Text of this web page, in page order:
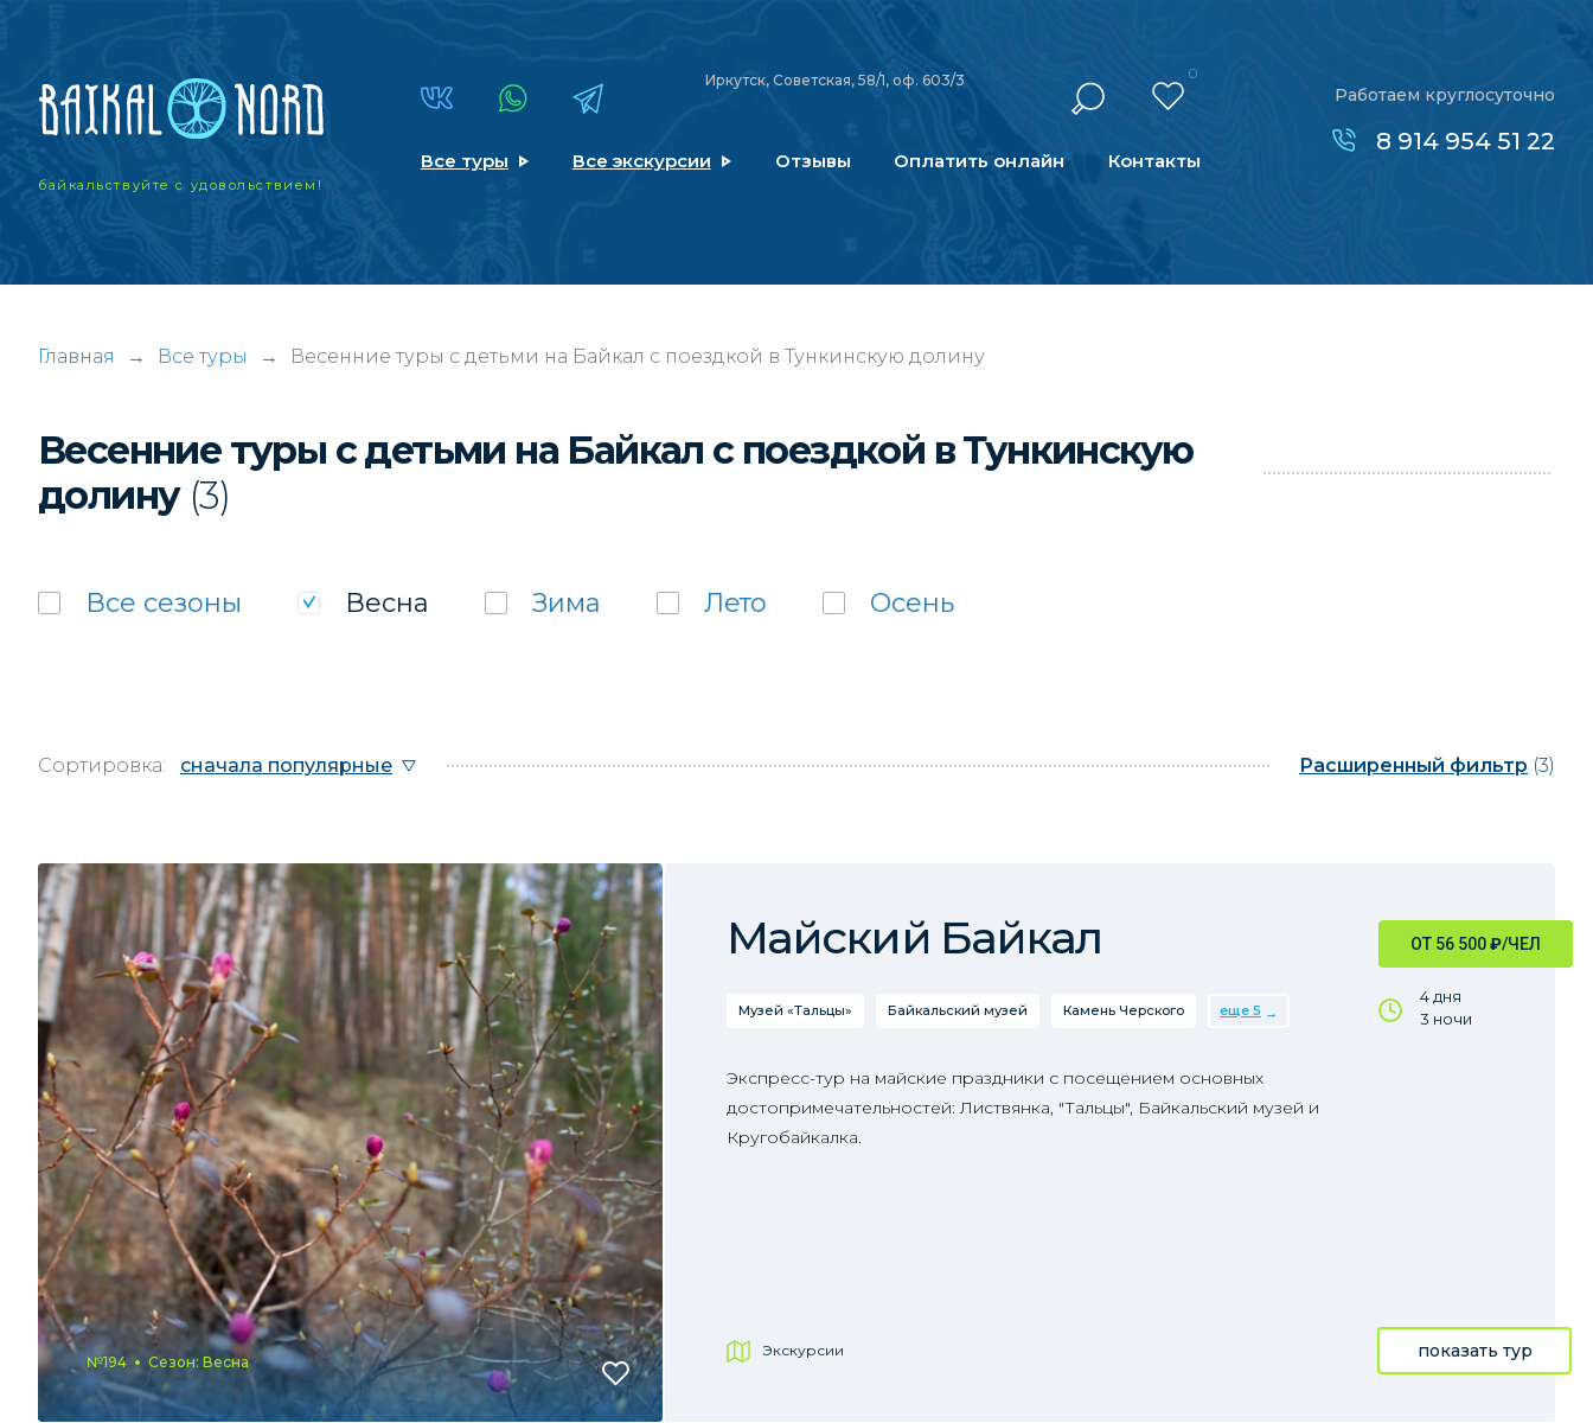
байкальствуйтес удовольствием!
Иркутск, Советская, 58/1, оф. 603/3 0
Все туры Все экскурсии Отзывы Оплатить онлайн Контакты
Работаем круглосуточно
8 914 954 51 22
Главная → Все туры → Весенние туры с детьми на Байкал с поездкой в Тункинскую долину
Весенние туры с детьми на Байкал с поездкой в Тункинскую
долину (3)
Все сезоны Весна Зима Лето Осень
Сортировка: сначала популярные Расширенный фильтр (3)
№194 Сезон: Весна
ОТ 56 500₽/ЧЕЛ
4 дня
3 ночи
Майский Байкал
Музей «Тальцы» Байкальский музей Камень Черского еще 5
Экспресс-тур на майские праздники с посещением основных
достопримечательностей: Листвянка, "Тальцы", Байкальский музей и
Кругобайкалка.
Экскурсии показать тур